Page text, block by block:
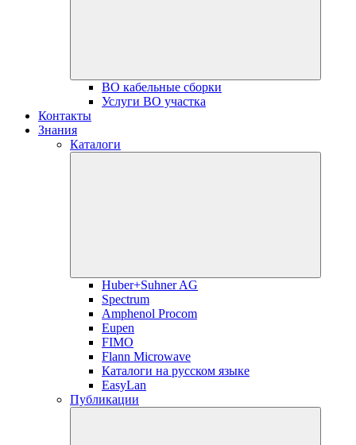
ВО кабельные сборки
Услуги ВО участка
Контакты
Знания
Каталоги
Huber+Suhner AG
Spectrum
Amphenol Procom
Eupen
FIMO
Flann Microwave
Каталоги на русском языке
EasyLan
Публикации